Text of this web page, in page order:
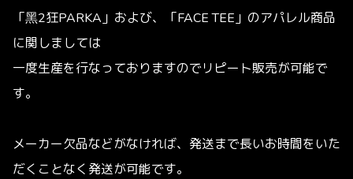
「黑2狂PARKA」および、「FACE TEE」のアパレル商品
に関しましては
一度生産を行なっておりますのでリピート販売が可能で
す。
メーカー欠品などがなければ、発送まで長いお時間をいた
だくことなく発送が可能です。